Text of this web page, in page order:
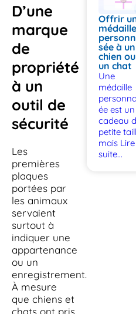
D’une
marque
de
propriété
à un
outil de
sécurité
Les
premières
plaques
portées par
les animaux
servaient
surtout à
indiquer une
appartenance
ou un
enregistrement.
À mesure
que chiens et
chats ont pris
Offrir
médaille
sée à un
chien ou
un chat
Une
médaille
ée est un
cadeau
petite
mais
suite...